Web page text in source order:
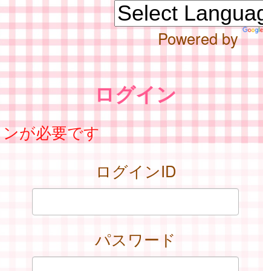
Powered by
ログイン
が必要です
ログインID
パスワード